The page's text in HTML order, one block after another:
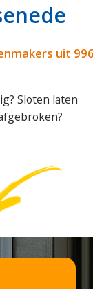
uit
Sloten laten